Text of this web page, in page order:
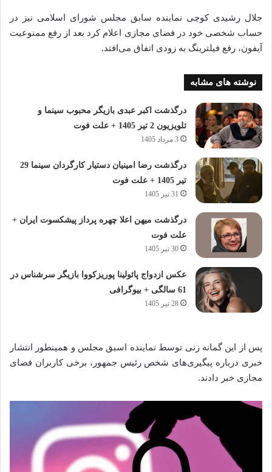
جلال رشیدی کوچی نماینده سابق مجلس شورای اسلامی نیز در
حساب شخصی خود در فضای مجازی اعلام کرد بعد از رفع ممنوعیت
آیفون، رفع فیلترینگ به زودی اتفاق می‌افتد.
نوشته های مشابه
درگذشت اکبر عبدی بازیگر محبوب سینما و
تلویزیون 2 تیر 1405 + علت فوت
3 مرداد 1405
درگذشت رضا امینیان دستیار کارگردان سینما 29
تیر 1405 + علت فوت
31 تیر 1405
درگذشت میهن اعلا چهره پرداز پیشکسوت ایران +
علت فوت
30 تیر 1405
عکس ازدواج پائولینا پوریزکووا بازیگر سرشناس در
61 سالگی + بیوگرافی
28 تیر 1405
پس از این گمانه زنی توسط نماینده اسبق مجلس و همینطور انتشار
خبری درباره پیگیری‌های شخص رئیس جمهور، برخی کاربران فضای
مجازی خبر دادند.